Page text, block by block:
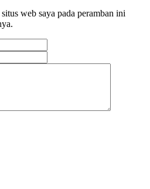
web saya pada peramban ini